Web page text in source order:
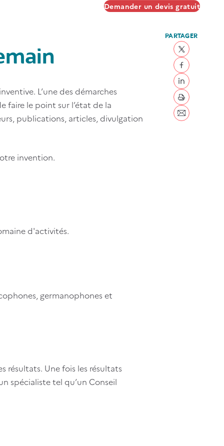
Demander un devis gratuit
L’une des démarches
faire le point sur l’état de la
publications, articles, divulgation
invention.
d'activités.
germanophones et
résultats. Une fois les résultats
spécialiste tel qu’un Conseil
PARTAGER
Partager sur
Partager sur
Partager sur
imprimer
Envoyer par